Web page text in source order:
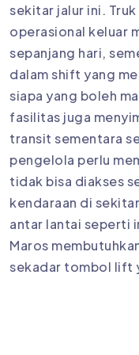
sekitar jalur ini.
operasional keluar
sepanjang hari,
dalam shift yang
siapa yang boleh
fasilitas juga
transit sementara
pengelola perlu
tidak bisa diakses
kendaraan di
antar lantai seperti
Maros
sekadar tombol lift